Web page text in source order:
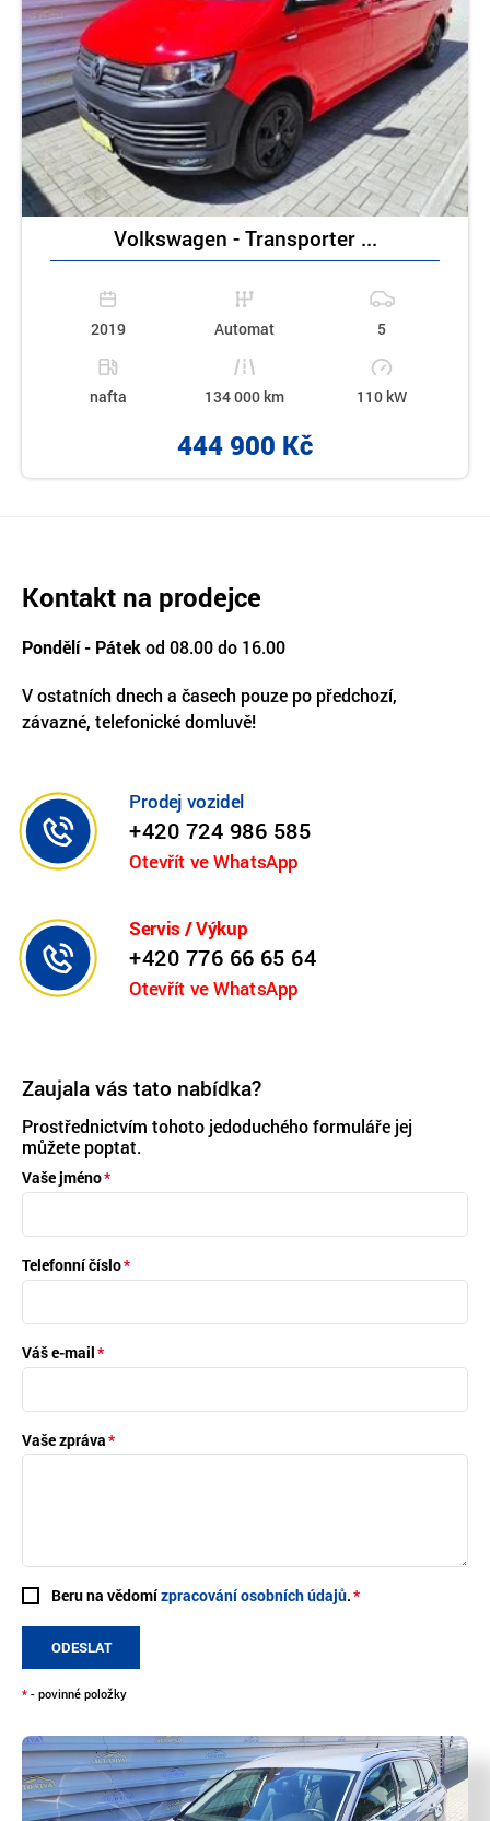
Volkswagen - Transporter ...
2019 Automat 5
nafta 134 000 km 110 kW
444 900 Kč
Kontakt na prodejce
Pondělí - Pátek od 08.00 do 16.00
V ostatních dnech a časech pouze po předchozí,
závazné, telefonické domluvě!
Prodej vozidel
+420 724 986 585
Otevřít ve WhatsApp
Servis / Výkup
+420 776 66 65 64
Otevřít ve WhatsApp
Zaujala vás tato nabídka?
Prostřednictvím tohoto jedoduchého formuláře jej
můžete poptat.
Vaše jméno
Telefonní číslo
Váš e-mail
Vaše zpráva
Beru na vědomízpracování osobních údajů.
ODESLAT
* - povinné položky